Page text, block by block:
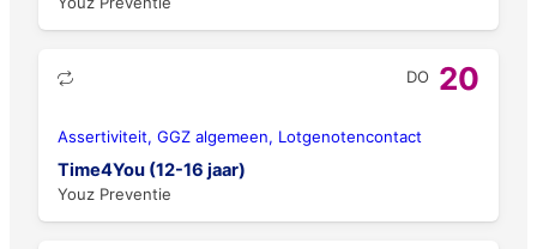
DO 20
Assertiviteit, GGZ algemeen, Lotgenotencontact
Time4You (12-16 jaar)
Youz Preventie